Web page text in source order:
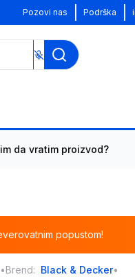
Pozovi nas Podrška
da vratim proizvod?
popustom!
•Brend: Black & Decker•